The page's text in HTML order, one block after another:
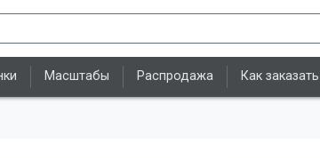
Масштабы Распродажа Как